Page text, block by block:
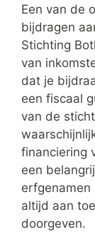
Een van de
bijdragen
Stichting
van
dat je
een fiscaal
van de
financiering
een
erfgenamen
altijd aan
doorgeven.